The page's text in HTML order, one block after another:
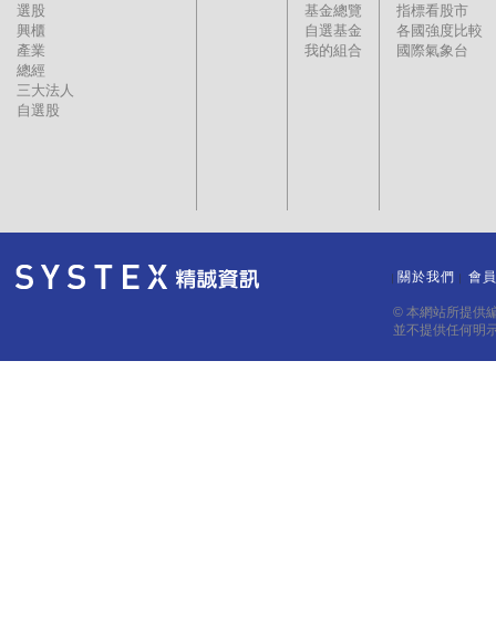
選股
興櫃
產業
總經
三大法人
自選股
基金總覽
自選基金
我的組合
指標看股市
各國強度比較
國際氣象台
關於我們 會
© 本網站所提供
並不提供任何明